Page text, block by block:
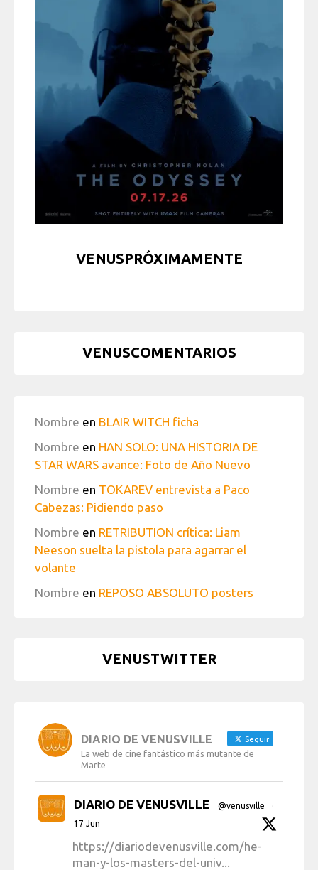
VENUSPRÓXIMAMENTE
VENUSCOMENTARIOS
Nombre en BLAIR WITCH ficha
Nombre en HAN SOLO: UNA HISTORIA DE
STAR WARS avance: Foto de Año Nuevo
Nombre en TOKAREV entrevista a Paco
Cabezas: Pidiendo paso
Nombre en RETRIBUTION crítica: Liam
Neeson suelta la pistola para agarrar el
volante
Nombre en REPOSO ABSOLUTO posters
VENUSTWITTER
DIARIO DE VENUSVILLE Seguir
La web de cine fantástico más mutante de
Marte
DIARIO DE VENUSVILLE @venusville
·
17 Jun
https://diariodevenusville.com/he-
man-y-los-masters-del-univ...